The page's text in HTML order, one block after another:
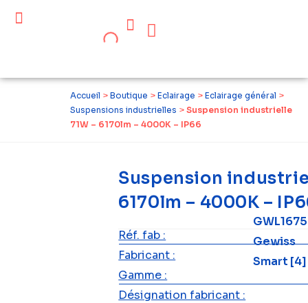
Accueil > Boutique > Eclairage > Eclairage général >
Suspensions industrielles > Suspension industrielle
71W – 6170lm – 4000K – IP66
Suspension
6170lm – 4000K –
Réf. fab :
GWL1675
Fabricant :
Gewiss
Gamme :
Smart [4]
Désignation fabricant :